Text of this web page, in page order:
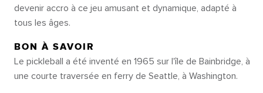
devenir accro à ce jeu amusant et dynamique, adapté à
tous les âges.
BON À SAVOIR
Le pickleball a été inventé en 1965 sur l'île de Bainbridge, à
une courte traversée en ferry de Seattle, à Washington.